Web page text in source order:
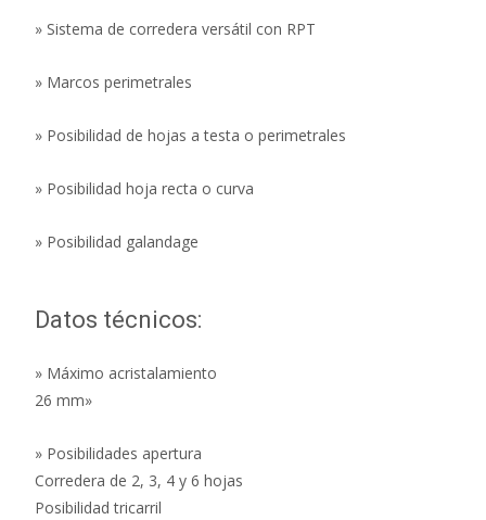
» Sistema de corredera versátil con RPT
» Marcos perimetrales
» Posibilidad de hojas a testa o perimetrales
» Posibilidad hoja recta o curva
» Posibilidad galandage
Datos técnicos:
» Máximo acristalamiento
26 mm»
» Posibilidades apertura
Corredera de 2, 3, 4 y 6 hojas
Posibilidad tricarril